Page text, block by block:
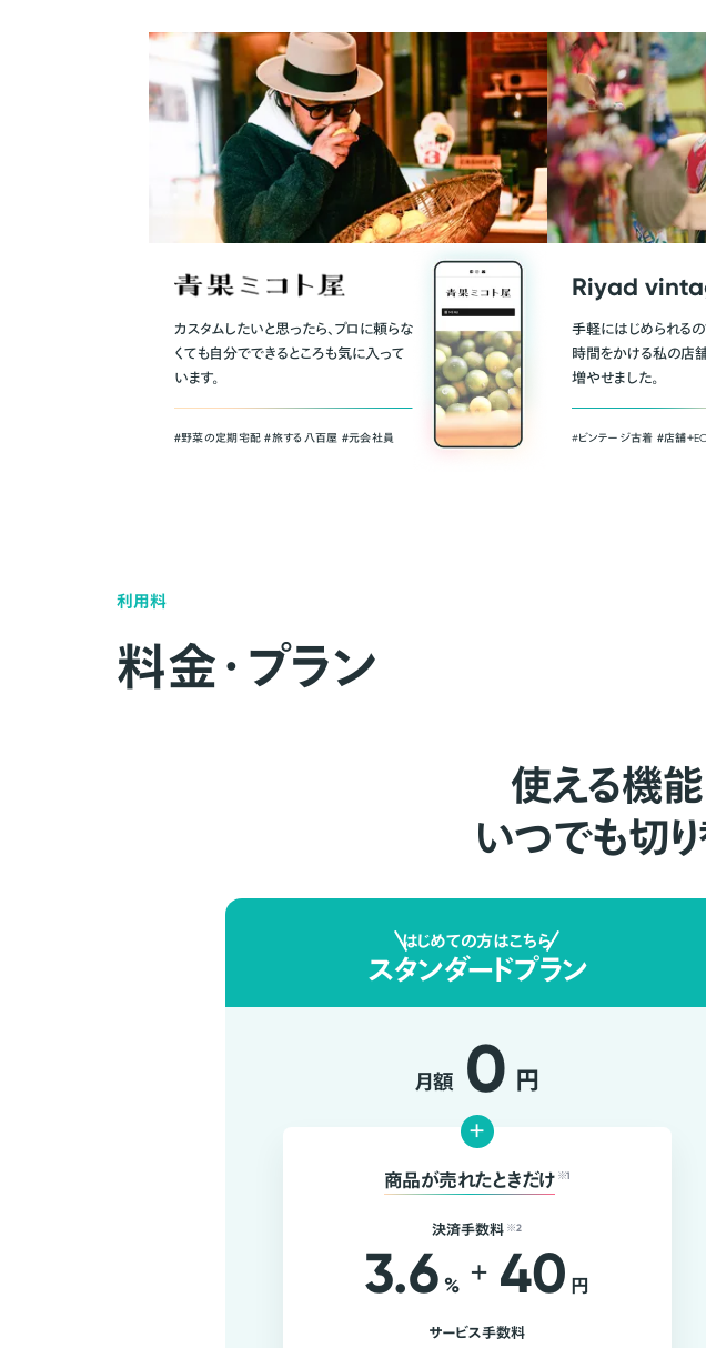
カスタムしたいと思ったら、プロに頼らな
くても自分でできるところも気に入って
います。
＃野菜の定期宅配 ＃旅する八百屋 ＃元会社員
Riyad
手軽にはじめられるの
時間をかける私の店
増やせました。
#ビンテージ古着 ＃店舗＋
利用料
料金・プラン
使える機能
いつでも切り
はじめての方はこちら
スタンダードプラン
月額 0 円
+
商品が売れたときだけ ※1
決済手数料 ※2
3.6 % + 40 円
サービス手数料